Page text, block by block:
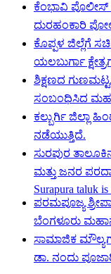
ಕೆಂಭಾವಿ ಪೊಲೀಸ್
ದುರಹಂಕಾರಿ
ಕೊಪ್ಪಳ ಜಿಲ್ಲೆಗೆ
ಯಲಬುರ್ಗಾ
ಶಿಕ್ಷಣದ
ಸಂಬಂಧಿಸಿದ
ಕಲ್ಬುರ್ಗಿ ಜಿಲ್ಲಾ
ನಡೆಯುತ್ತಿದೆ.
ಸುರಪುರ
ಮತ್ತು ಜನರ
Surapura taluk
ಪರಮಪೂಜ್ಯ
ಬೆಂಗಳೂರು
ಸಾಮಾಜಿಕ
ಡಾ. ನಂದು